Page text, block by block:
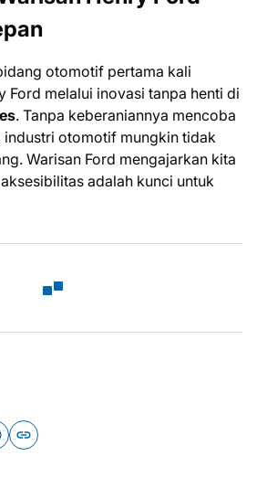
otomotif pertama kali
Ford melalui inovasi tanpa henti di
. Tanpa keberaniannya mencoba
industri otomotif mungkin tidak
Warisan Ford mengajarkan kita
adalah kunci untuk